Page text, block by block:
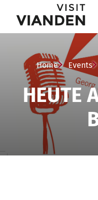
Heute
Abend
Lola
Blau
Main
navigation
menuHome Events
HEUTE